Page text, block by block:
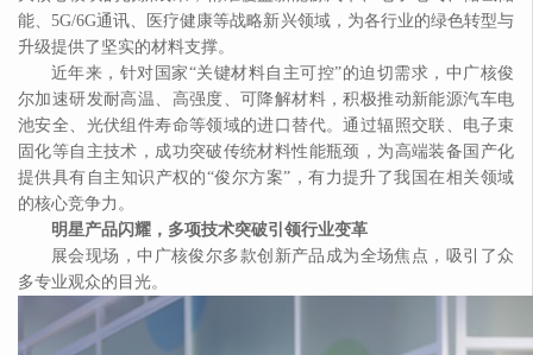
能、5G/6G通讯、医疗健康等战略新兴领域，为各行业的绿色转型与
升级提供了坚实的材料支撑。
近年来， 针对国家“关键材料自主可控”的迫切需求，中广核俊
尔加速研发耐高温、高强度、可降解材料，积极推动新能源汽车电
池安全、光伏组件寿命等领域的进口替代。通过辐照交联、电子束
固化等自主技术，成功突破传统材料性能瓶颈，为高端装备国产化
提供具有自主知识产权的“俊尔方案”，有力提升了我国在相关领域
的核心竞争力。
明星产品闪耀，多项技术突破引领行业变革
展会现场，中广核俊尔多款创新产品成为全场焦点，吸引了众
多专业观众的目光。